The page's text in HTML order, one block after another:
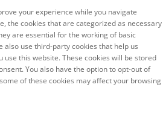
your experience while you navigate
the cookies that are categorized as necessary
are essential for the working of basic
also use third-party cookies that help us
use this website. These cookies will be stored
You also have the option to opt-out of
of these cookies may affect your browsing